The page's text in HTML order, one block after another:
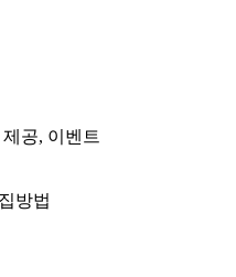
령상 정하는 경우를 제
및 보관합니다. 단, 비회
탈퇴하는 자의 경우,
해 3년간 보관합니다.
.
공, 이벤트
방법